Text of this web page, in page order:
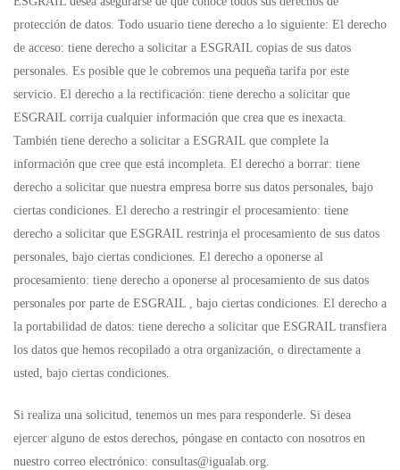
protección de datos. Todo usuario tiene derecho a lo siguiente: El derecho
de acceso: tiene derecho a solicitar a ESGRAIL copias de sus datos
personales. Es posible que le cobremos una pequeña tarifa por este
servicio. El derecho a la rectificación: tiene derecho a solicitar que
ESGRAIL corrija cualquier información que crea que es inexacta.
También tiene derecho a solicitar a ESGRAIL que complete la
información que cree que está incompleta. El derecho a borrar: tiene
derecho a solicitar que nuestra empresa borre sus datos personales, bajo
ciertas condiciones. El derecho a restringir el procesamiento: tiene
derecho a solicitar que ESGRAIL restrinja el procesamiento de sus datos
personales, bajo ciertas condiciones. El derecho a oponerse al
procesamiento: tiene derecho a oponerse al procesamiento de sus datos
personales por parte de ESGRAIL , bajo ciertas condiciones. El derecho a
la portabilidad de datos: tiene derecho a solicitar que ESGRAIL transfiera
los datos que hemos recopilado a otra organización, o directamente a
usted, bajo ciertas condiciones.
Si realiza una solicitud, tenemos un mes para responderle. Si desea
ejercer alguno de estos derechos, póngase en contacto con nosotros en
nuestro correo electrónico: consultas@igualab.org.